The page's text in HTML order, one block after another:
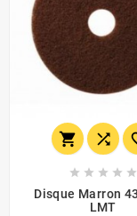
 
    
Disque Marron
LMT